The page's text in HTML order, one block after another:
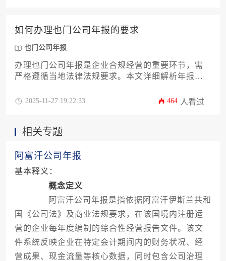
如何办理也门公司年报的要求
也门公司年报
办理也门公司年报是企业合规经营的重要环节，需
严格遵循当地法律法规要求。本文详细解析年报办
帮助企业主高效完成申报工作，避免因延误或疏漏
2025-11-27 19:22:33 464 人看过
相关专题
阿富汗公司年报
基本释义：
概念定义
阿富汗公司年报是指依据阿富汗伊斯兰共和
国《公司法》及商业法规要求，在该国境内注册运
营的企业每年度编制的综合性经营报告文件。该文
件系统反映企业在特定会计期间内的财务状况、经
营成果、现金流量等核心数据，同时包含公司治理